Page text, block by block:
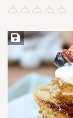
Save Recipe